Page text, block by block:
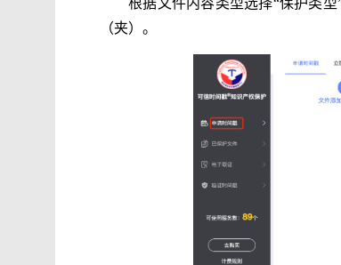
根据文件内容类型选择“保护类
（夹）。